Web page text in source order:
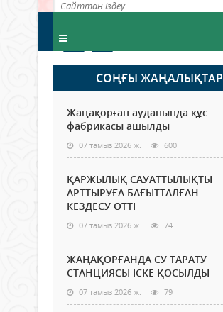
СОҢҒЫ ЖАҢАЛЫҚТАР
Жаңақорған ауданында құс
фабрикасы ашылды
07 тамыз 2026 ж. 600
ҚАРЖЫЛЫҚ САУАТТЫЛЫҚТЫ
АРТТЫРУҒА БАҒЫТТАЛҒАН
КЕЗДЕСУ ӨТТІ
07 тамыз 2026 ж. 74
ЖАҢАҚОРҒАНДА СУ ТАРАТУ
СТАНЦИЯСЫ ІСКЕ ҚОСЫЛДЫ
07 тамыз 2026 ж. 79